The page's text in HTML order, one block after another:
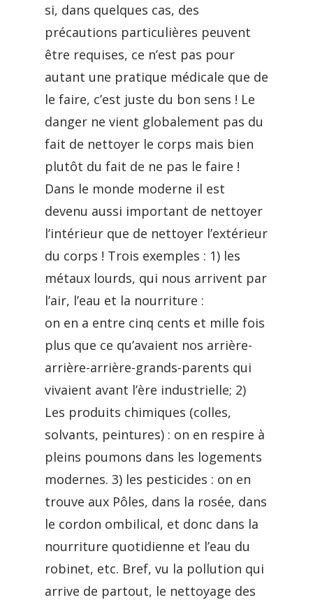
si, dans quelques cas, des
précautions particulières peuvent
être requises, ce n’est pas pour
autant une pratique médicale que de
le faire, c’est juste du bon sens ! Le
danger ne vient globalement pas du
fait de nettoyer le corps mais bien
plutôt du fait de ne pas le faire !
Dans le monde moderne il est
devenu aussi important de nettoyer
l’intérieur que de nettoyer l’extérieur
du corps ! Trois exemples : 1) les
métaux lourds, qui nous arrivent par
l’air, l’eau et la nourriture :
on en a entre cinq cents et mille fois
plus que ce qu’avaient nos arrière-
arrière-arrière-grands-parents qui
vivaient avant l’ère industrielle; 2)
Les produits chimiques (colles,
solvants, peintures) : on en respire à
pleins poumons dans les logements
modernes. 3) les pesticides : on en
trouve aux Pôles, dans la rosée, dans
le cordon ombilical, et donc dans la
nourriture quotidienne et l’eau du
robinet, etc. Bref, vu la pollution qui
arrive de partout, le nettoyage des